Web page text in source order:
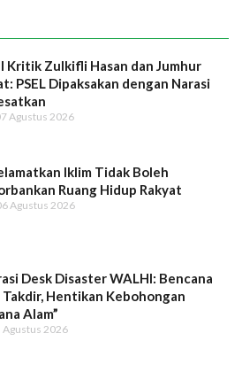
Kritik Zulkifli Hasan dan Jumhur
PSEL Dipaksakan dengan Narasi
Agustus 2026
Iklim Tidak Boleh
Ruang Hidup Rakyat
Agustus 2026
Desk Disaster WALHI: Bencana
Takdir, Hentikan Kebohongan
Alam”
Agustus 2026